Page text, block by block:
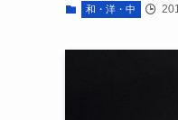
和・洋・中